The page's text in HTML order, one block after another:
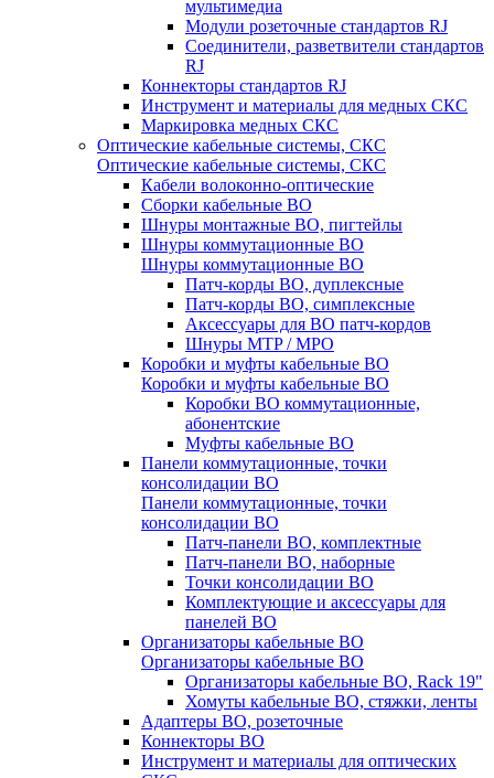
мультимедиа
Модули розеточные стандартов RJ
Соединители, разветвители стандартов
RJ
Коннекторы стандартов RJ
Инструмент и материалы для медных СКС
Маркировка медных СКС
Оптические кабельные системы, СКС
Оптические кабельные системы, СКС
Кабели волоконно-оптические
Сборки кабельные ВО
Шнуры монтажные ВО, пигтейлы
Шнуры коммутационные ВО
Шнуры коммутационные ВО
Патч-корды ВО, дуплексные
Патч-корды ВО, симплексные
Аксессуары для ВО патч-кордов
Шнуры MTP / MPO
Коробки и муфты кабельные ВО
Коробки и муфты кабельные ВО
Коробки ВО коммутационные,
абонентские
Муфты кабельные ВО
Панели коммутационные, точки
консолидации ВО
Панели коммутационные, точки
консолидации ВО
Патч-панели ВО, комплектные
Патч-панели ВО, наборные
Точки консолидации ВО
Комплектующие и аксессуары для
панелей ВО
Организаторы кабельные ВО
Организаторы кабельные ВО
Организаторы кабельные ВО, Rack 19"
Хомуты кабельные ВО, стяжки, ленты
Адаптеры ВО, розеточные
Коннекторы ВО
Инструмент и материалы для оптических